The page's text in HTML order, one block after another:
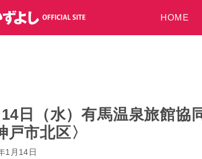
HOME
日（水）有馬温泉旅館協
戸市北区〉
1月14日